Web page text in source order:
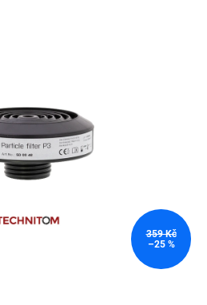
359 Kč
–25 %